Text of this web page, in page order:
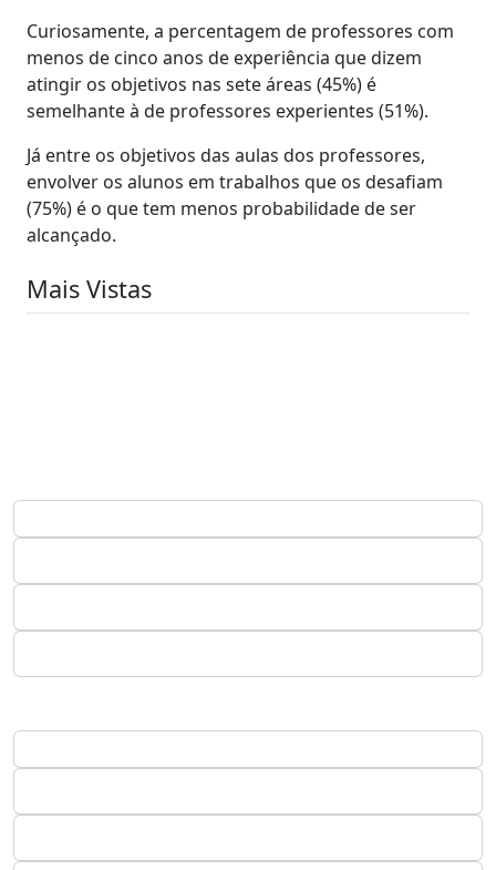
Curiosamente, a percentagem de professores com
menos de cinco anos de experiência que dizem
atingir os objetivos nas sete áreas (45%) é
semelhante à de professores experientes (51%).
Já entre os objetivos das aulas dos professores,
envolver os alunos em trabalhos que os desafiam
(75%) é o que tem menos probabilidade de ser
alcançado.
Mais Vistas